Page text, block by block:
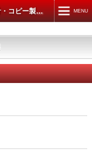
東海精機株式会社（静岡 沼津｜機械設計・コピー製本スキャン） MENU